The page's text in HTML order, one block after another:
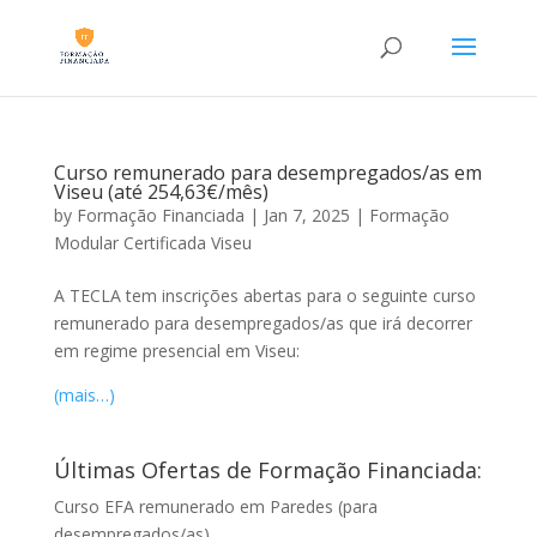
Curso remunerado para desempregados/as em
Viseu (até 254,63€/mês)
by Formação Financiada | Jan 7, 2025 | Formação
Modular Certificada Viseu
A TECLA tem inscrições abertas para o seguinte curso
remunerado para desempregados/as que irá decorrer
em regime presencial em Viseu:
(mais…)
Últimas Ofertas de Formação Financiada:
Curso EFA remunerado em Paredes (para